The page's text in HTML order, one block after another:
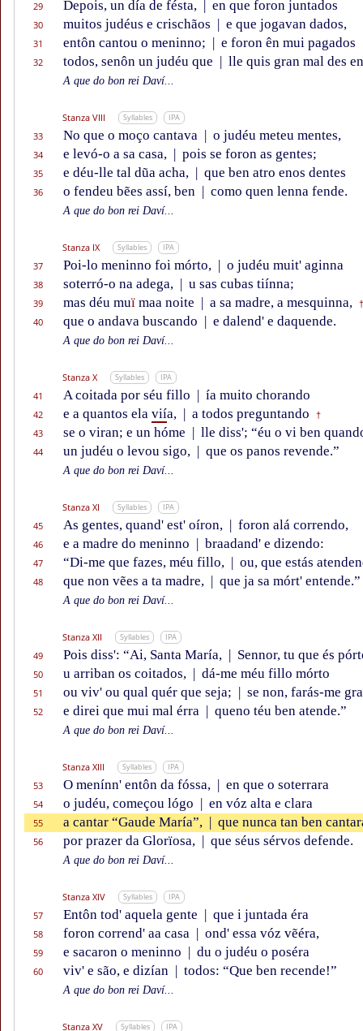
29 Depois, un día de fésta, | en que foron juntados
30 muitos judéus e crischãos | e que jogavan dados,
31 entôn cantou o meninno; | e foron ên mui pagados
32 todos, senôn un judéu que | lle quis gran mal des
A que do bon rei Daví...
Stanza VIII Syllables IPA
33 No que o moço cantava | o judéu meteu mentes,
34 e levó-o a sa casa, | pois se foron as gentes;
35 e déu-lle tal dũa acha, | que ben atro enos dentes
36 o fendeu bẽes assí, ben | como quen lenna fende.
A que do bon rei Daví...
Stanza IX Syllables IPA
37 Poi-lo meninno foi mórto, | o judéu muit' aginna
38 soterró-o na adega, | u sas cubas tiínna;
39 mas déu muï maa noite | a sa madre, a mesquinna, †
40 que o andava buscando | e dalend' e daquende.
A que do bon rei Daví...
Stanza X Syllables IPA
41 A coitada por séu fillo | ía muito chorando
42 e a quantos ela viía, | a todos preguntando †
43 se o viran; e un hóme | lle diss'; “éu o vi ben
44 un judéu o levou sigo, | que os panos revende.”
A que do bon rei Daví...
Stanza XI Syllables IPA
45 As gentes, quand' est' oíron, | foron alá correndo,
46 e a madre do meninno | braadand' e dizendo:
47 “Di-me que fazes, méu fillo, | ou, que estás
48 que non vẽes a ta madre, | que ja sa mórt' entende.”
A que do bon rei Daví...
Stanza XII Syllables IPA
49 Pois diss': “Ai, Santa María, | Sennor, tu que és
50 u arriban os coitados, | dá-me méu fillo mórto
51 ou viv' ou qual quér que seja; | se non, farás-me
52 e direi que mui mal érra | queno téu ben atende.”
A que do bon rei Daví...
Stanza XIII Syllables IPA
53 O menínn' entôn da fóssa, | en que o soterrara
54 o judéu, começou lógo | en vóz alta e clara
55 a cantar “Gaude María”, | que nunca tan ben
56 por prazer da Glorïosa, | que séus sérvos defende.
A que do bon rei Daví...
Stanza XIV Syllables IPA
57 Entôn tod' aquela gente | que i juntada éra
58 foron corrend' aa casa | ond' essa vóz vẽéra,
59 e sacaron o meninno | du o judéu o poséra
60 viv' e são, e dizían | todos: “Que ben recende!”
A que do bon rei Daví...
Stanza XV Syllables IPA